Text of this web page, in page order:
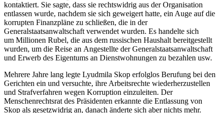
kontaktiert. Sie sagte, dass sie rechtswidrig aus der Organisation
entlassen wurde, nachdem sie sich geweigert hatte, ein Auge auf die
korrupten Finanzpläne zu schließen, die in der
Generalstaatsanwaltschaft verwendet wurden. Es handelte sich
um Millionen Rubel, die aus dem russischen Haushalt bereitgestellt
wurden, um die Reise an Angestellte der Generalstaatsanwaltschaft
und Erwerb des Eigentums an Dienstwohnungen zu bezahlen usw.
Mehrere Jahre lang legte Lyudmila Skop erfolglos Berufung bei den
Gerichten ein und versuchte, ihre Arbeitsrechte wiederherzustellen
und Strafverfahren wegen Korruption einzuleiten. Der
Menschenrechtsrat des Präsidenten erkannte die Entlassung von
Skop als gesetzwidrig an, danach änderte sich aber nichts mehr.